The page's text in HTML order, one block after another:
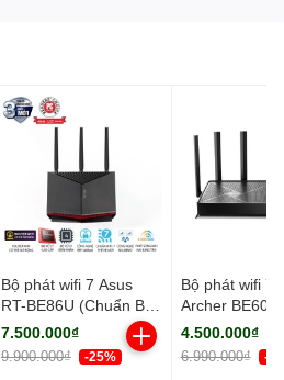
Bộ phát wifi 7 Asus
RT-BE86U (Chuẩn BE/
BE6800Mbps/ 3 Ăng-
ten ngoài, 1 ăng-ten
ngầm/ AIMesh)
7.500.000₫
9.900.000₫ -25%
Bộ phát wifi 7
Archer BE600
BE/
ten ngoài/
4.500.000₫
6.990.000₫ -